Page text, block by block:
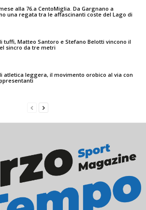
alla 76.a CentoMiglia. Da Gargnano a
una regata tra le affascinanti coste del Lago di
tuffi, Matteo Santoro e Stefano Belotti vincono il
sincro da tre metri
atletica leggera, il movimento orobico al via con